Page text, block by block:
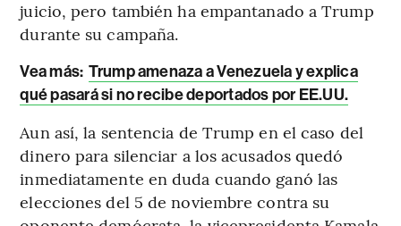
juicio, pero también ha empantanado a Trump
durante su campaña.
Vea más: Trump amenaza a Venezuela y explica
qué pasará si no recibe deportados por EE.UU.
Aun así, la sentencia de Trump en el caso del
dinero para silenciar a los acusados quedó
inmediatamente en duda cuando ganó las
elecciones del 5 de noviembre contra su